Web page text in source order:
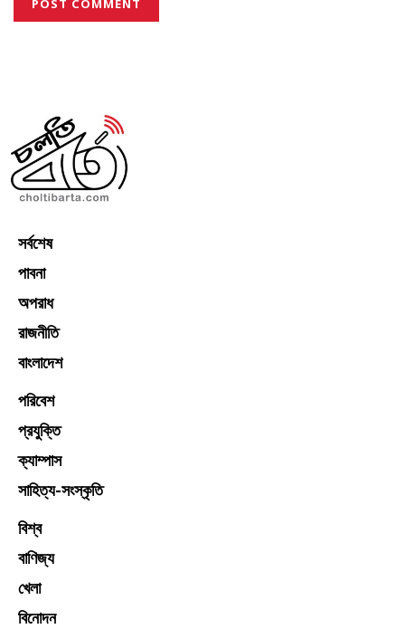
সর্বশেষ
পাবনা
অপরাধ
রাজনীতি
বাংলাদেশ
পরিবেশ
প্রযুক্তি
ক্যাম্পাস
সাহিত্য-সংস্কৃতি
বিশ্ব
বাণিজ্য
খেলা
বিনোদন